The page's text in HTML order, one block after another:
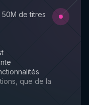
de titres
que de la